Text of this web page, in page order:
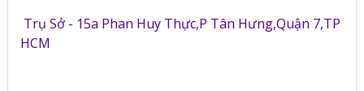
Trụ Sở - 15a Phan Huy Thực,P Tân Hưng,Quận 7,TP
HCM